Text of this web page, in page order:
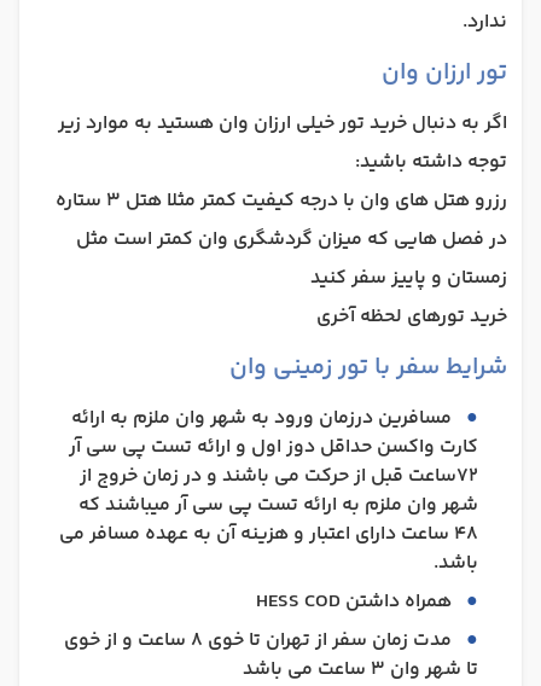
ندارد.
تور ارزان وان
اگر به دنبال خرید تور خیلی ارزان وان هستید به موارد زیر
توجه داشته باشید:
رزرو هتل های وان با درجه کیفیت کمتر مثلا هتل 3 ستاره
در فصل هایی که میزان گردشگری وان کمتر است مثل
زمستان و پاییز سفر کنید
خرید تورهای لحظه آخری
شرایط سفر با تور زمینی وان
مسافرین درزمان ورود به شهر وان ملزم به ارائه
کارت واکسن حداقل دوز اول و ارائه تست پی سی آر
72ساعت قبل از حرکت می باشند و در زمان خروج از
شهر وان ملزم به ارائه تست پی سی آر میباشند که
48 ساعت دارای اعتبار و هزینه آن به عهده مسافر می
باشد.
همراه داشتن HESS COD
مدت زمان سفر از تهران تا خوی 8 ساعت و از خوی
تا شهر وان 3 ساعت می باشد